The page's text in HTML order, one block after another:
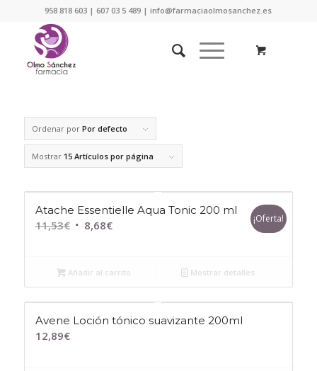
958 818 603 | 607 03 5 489 | info@farmaciaolmosanchez.es
Ordenar por Por defecto
Mostrar 15 Artículos por página
Atache Essentielle Aqua Tonic 200 ml
11,53€ El
era:
8,68€El
es:
¡Oferta!
Añadir al carrito Mostrar detalles
Avene Loción tónico suavizante 200ml
12,89€